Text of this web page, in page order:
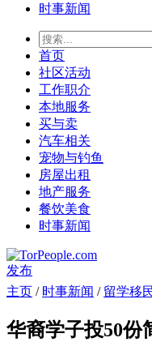
时事新闻
首页
社区活动
工作职介
本地服务
买与卖
汽车相关
宠物与钓鱼
房屋出租
地产服务
餐饮美食
时事新闻
发布
主页 / 时事新闻 / 留学移
华裔学子投50份